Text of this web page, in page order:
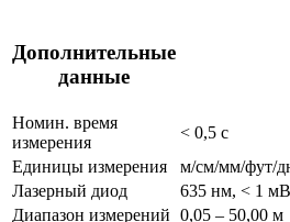
Дополнительные
данные
Номин. время
измерения
< 0,5 с
Единицы измерения
м/см/мм/фут/
Лазерный диод
635 нм, < 1
Диапазон измерений 0,05 – 50,00 м